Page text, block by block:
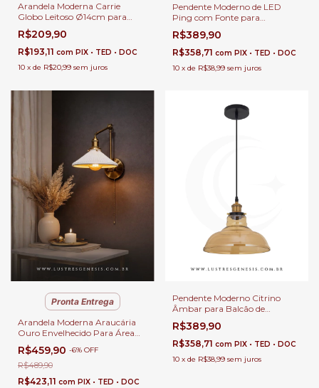
Arandela Moderna Carrie
Globo Leitoso Ø14cm para
Cabeceira de Cama e Lavabos
R$209,90
R$193,11 com PIX • TED • DOC
10 x de R$20,99 sem juros
Pendente Moderno de LED
Ping com Fonte para
Cabeceira de Cama, Balcão de
Cozinha, Quartos e Lavabo
R$389,90
R$358,71 com PIX • TED • DOC
10 x de R$38,99 sem juros
Pronta Entrega
Arandela Moderna Araucária
Ouro Envelhecido Para Área
Gourmet, Quartos, Sala de
Estar, Hall de Entrada e
Corredor - GMH o A-
ARAUCARIA-GOLD
R$459,90 -6% OFF
R$489,90
R$423,11 com PIX • TED • DOC
Pendente Moderno Citrino
Âmbar para Balcão de
Cozinha, Quartos e Lavabo -
GMH o P-CITRINO-AMBAR
R$389,90
R$358,71 com PIX • TED • DOC
10 x de R$38,99 sem juros